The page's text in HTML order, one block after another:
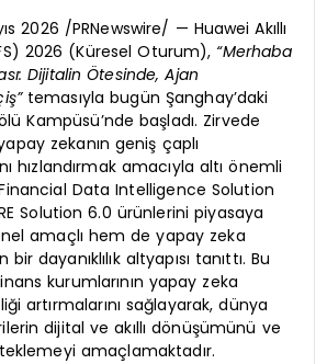
2026 /PRNewswire/ — Huawei Akıllı
2026 (Küresel Oturum),“Merhaba
Dijitalin Ötesinde, Ajan
temasıyla bugün Şanghay’daki
Kampüsü’nde başladı. Zirvede
zekanın geniş çaplı
hızlandırmak amacıyla altı önemli
Data Intelligence Solution
Solution 6.0 ürünlerini piyasaya
amaçlı hem de yapay zeka
dayanıklılık altyapısı tanıttı. Bu
kurumlarının yapay zeka
artırmalarını sağlayarak, dünya
dijital ve akıllı dönüşümünü ve
amaçlamaktadır.